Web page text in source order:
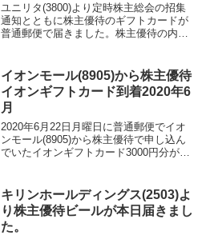
ユニリタ(3800)より定時株主総会の招集
通知とともに株主優待のギフトカードが
普通郵便で届きました。株主優待の内容
上からJCBギフトカードが4000円分で
す...
イオンモール(8905)から株主優待
イオンギフトカード到着2020年6
月
2020年6月22日月曜日に普通郵便でイオ
ンモール(8905)から株主優待で申し込ん
でいたイオンギフトカード3000円分が届
は、イオン系列のお店で1円単位で利用す
ることが...
キリンホールディングス(2503)よ
り株主優待ビールが本日届きまし
た。